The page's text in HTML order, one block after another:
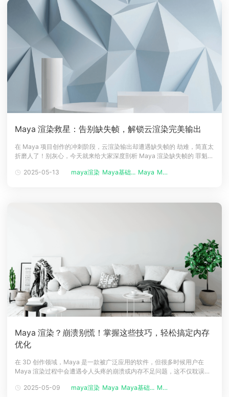
Maya 渲染救星：告别缺失帧，解锁云渲染完美输出
在 Maya 项目创作的冲刺阶段，云渲染输出却遭遇缺失帧的 劫难，简直太
折磨人了！别灰心，今天就来给大家深度剖析 Maya 渲染缺失帧的 罪魁祸
云渲染的 赛博世界 中畅快驰骋，稳稳收获完整序列成果。一、Maya 渲染
2025-05-13 maya渲染 Maya基础... Maya Maya使用...
Maya 渲染？崩溃别慌！掌握这些技巧，轻松搞定内存
优化
在 3D 创作领域，Maya 是一款被广泛应用的软件，但很多时候用户在
Maya 渲染过程中会遭遇令人头疼的崩溃或内存不足问题，这不仅耽误项
的常见原因以及实用的优化场景方法，让 Maya 渲染过程更加顺畅。一、
2025-05-09 maya渲染 Maya Maya基础... Maya使用...